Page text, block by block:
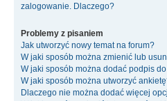
zalogowanie. Dlaczego?
Problemy z pisaniem
Jak utworzyć nowy temat na forum?
W jaki sposób można zmienić lub
W jaki sposób można dodać podpis
W jaki sposób można utworzyć
Dlaczego nie można dodać więcej